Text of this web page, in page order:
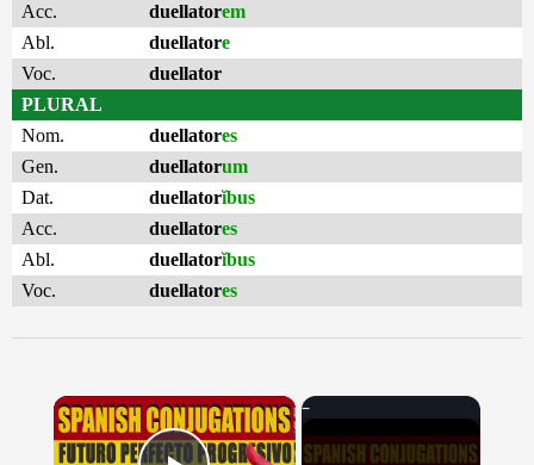
Acc.
duellatorem
Abl.
duellatore
Voc.
duellator
PLURAL
Nom.
duellatores
Gen.
duellatorum
Dat.
duellatorĭbus
Acc.
duellatores
Abl.
duellatorĭbus
Voc.
duellatores
×